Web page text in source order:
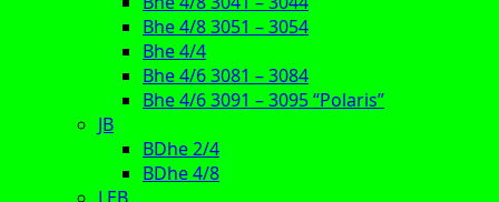
Bhe 4/8 3051 – 3054
Bhe 4/4
Bhe 4/6 3081 – 3084
Bhe 4/6 3091 – 3095 “Polaris”
JB
BDhe 2/4
BDhe 4/8